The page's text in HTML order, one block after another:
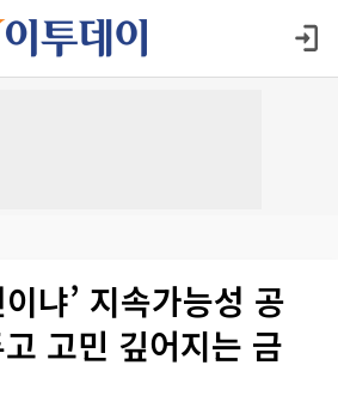
냐’ 지속가능성 공
고민 깊어지는 금